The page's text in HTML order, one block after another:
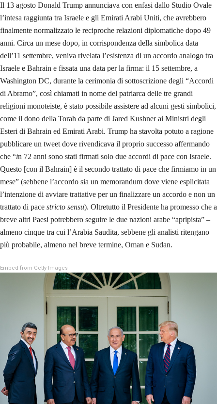
Il 13 agosto Donald Trump annunciava con enfasi dallo Studio Ovale
l’intesa raggiunta tra Israele e gli Emirati Arabi Uniti, che avrebbero
finalmente normalizzato le reciproche relazioni diplomatiche dopo 49
anni. Circa un mese dopo, in corrispondenza della simbolica data
dell’11 settembre, veniva rivelata l’esistenza di un accordo analogo tra
Israele e Bahrain e fissata una data per la firma: il 15 settembre, a
Washington DC, durante la cerimonia di sottoscrizione degli “Accordi
di Abramo”, così chiamati in nome del patriarca delle tre grandi
religioni monoteiste, è stato possibile assistere ad alcuni gesti simbolici,
come il dono della Torah da parte di Jared Kushner ai Ministri degli
Esteri di Bahrain ed Emirati Arabi. Trump ha stavolta potuto a ragione
pubblicare un tweet dove rivendicava il proprio successo affermando
che “in 72 anni sono stati firmati solo due accordi di pace con Israele.
Questo [con il Bahrain] è il secondo trattato di pace che firmiamo in un
mese” (sebbene l’accordo sia un memorandum dove viene esplicitata
l’intenzione di avviare trattative per un finalizzare un accordo e non un
trattato di pace stricto sensu). Oltretutto il Presidente ha promesso che a
breve altri Paesi potrebbero seguire le due nazioni arabe “apripista” –
almeno cinque tra cui l’Arabia Saudita, sebbene gli analisti ritengano
più probabile, almeno nel breve termine, Oman e Sudan.
Embed from Getty Images